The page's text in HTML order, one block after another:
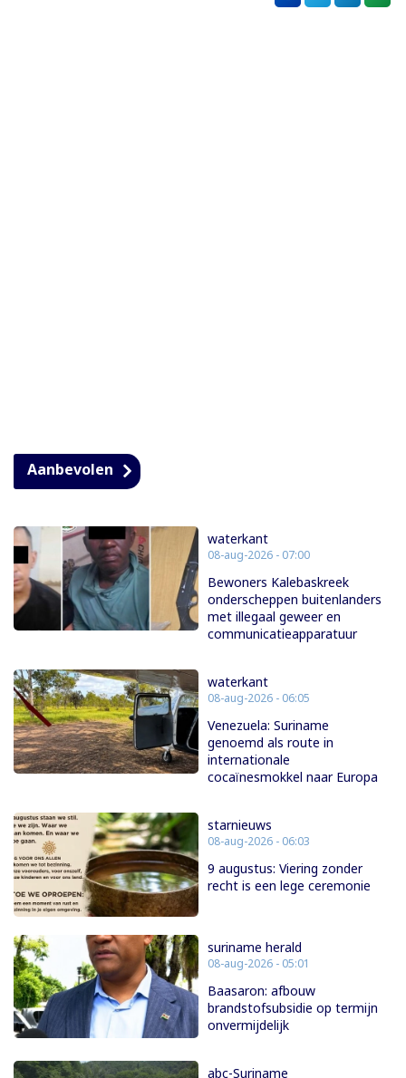
Aanbevolen
waterkant
08-aug-2026 - 07:00
Bewoners Kalebaskreek
onderscheppen buitenlanders
met illegaal geweer en
communicatieapparatuur
waterkant
08-aug-2026 - 06:05
Venezuela: Suriname
genoemd als route in
internationale
cocaïnesmokkel naar Europa
starnieuws
08-aug-2026 - 06:03
9 augustus: Viering zonder
recht is een lege ceremonie
suriname herald
08-aug-2026 - 05:01
Baasaron: afbouw
brandstofsubsidie op termijn
onvermijdelijk
abc-Suriname